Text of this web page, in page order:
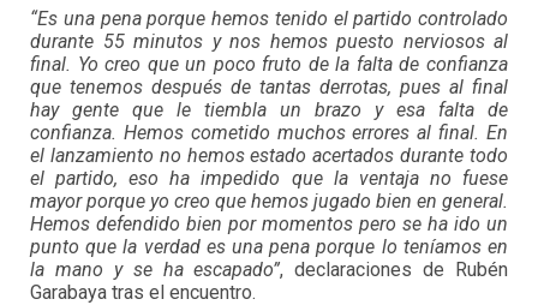
“Es una pena porque hemos tenido el partido controlado
durante 55 minutos y nos hemos puesto nerviosos al
final. Yo creo que un poco fruto de la falta de confianza
que tenemos después de tantas derrotas, pues al final
hay gente que le tiembla un brazo y esa falta de
confianza. Hemos cometido muchos errores al final. En
el lanzamiento no hemos estado acertados durante todo
el partido, eso ha impedido que la ventaja no fuese
mayor porque yo creo que hemos jugado bien en general.
Hemos defendido bien por momentos pero se ha ido un
punto que la verdad es una pena porque lo teníamos en
la mano y se ha escapado”, declaraciones de Rubén
Garabaya tras el encuentro.